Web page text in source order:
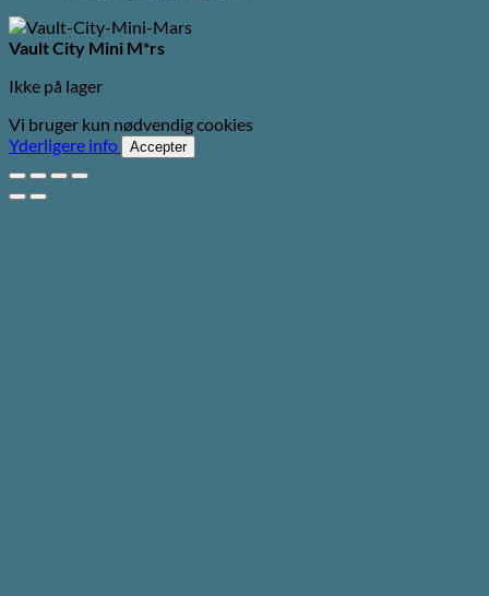
Vault City Mini M*rs
Ikke på lager
Vi bruger kun nødvendig cookies
Yderligere info
Accepter